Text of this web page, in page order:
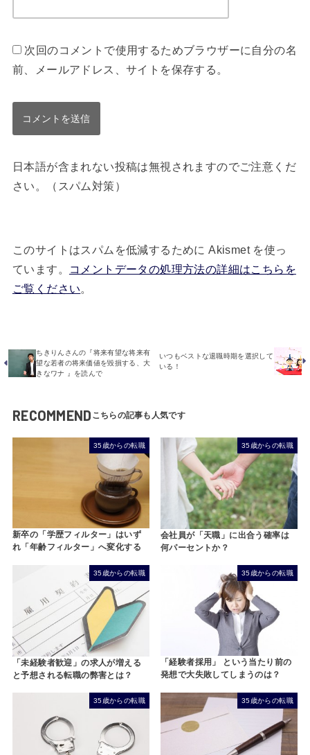
次回のコメントで使用するためブラウザーに自分の名
前、メールアドレス、サイトを保存する。
日本語が含まれない投稿は無視されますのでご注意くだ
さい。（スパム対策）
このサイトはスパムを低減するために Akismet を使っ
ています。
コメントデータの処理方法の詳細はこちらを
ご覧ください。
ちきりんさんの『将来有望な将来有
望な若者の将来価値を毀損する、大
きなワナ 』を読んで
いつもベストな退職時期を選択して
いる！
RECOMMEND
35歳からの転職
新卒の「学歴フィルター」はいず
れ「年齢フィルター」へ変化する
35歳からの転職
会社員が「天職」に出合う確率は
何パーセントか？
35歳からの転職
「未経験者歓迎」の求人が増える
と予想される転職の弊害とは？
35歳からの転職
「経験者採用」 という当たり前の
発想で大失敗してしまうのは？
35歳からの転職 35歳からの転職